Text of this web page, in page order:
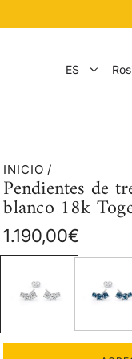
ES
INICIO /
Pendientes de
blanco 18k
Precio
regular
1.190,00€